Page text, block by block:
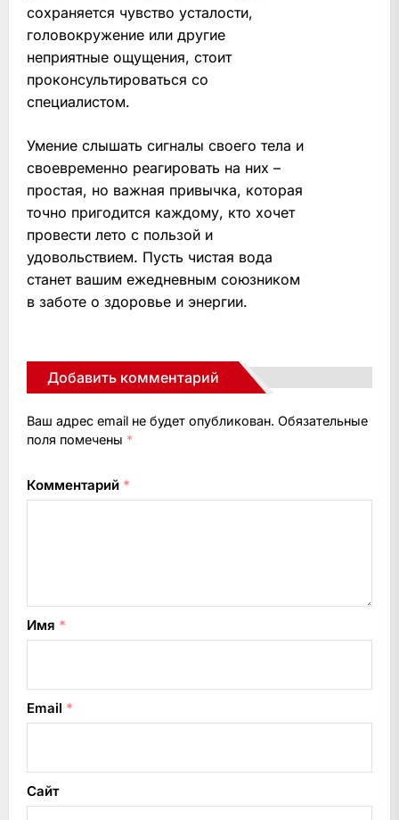
сохраняется чувство усталости,
головокружение или другие
неприятные ощущения, стоит
проконсультироваться со
специалистом.
Умение слышать сигналы своего тела и
своевременно реагировать на них –
простая, но важная привычка, которая
точно пригодится каждому, кто хочет
провести лето с пользой и
удовольствием. Пусть чистая вода
станет вашим ежедневным союзником
в заботе о здоровье и энергии.
Добавить комментарий
Ваш адрес email не будет опубликован. Обязательные
поля помечены *
Комментарий *
Имя *
Email *
Сайт